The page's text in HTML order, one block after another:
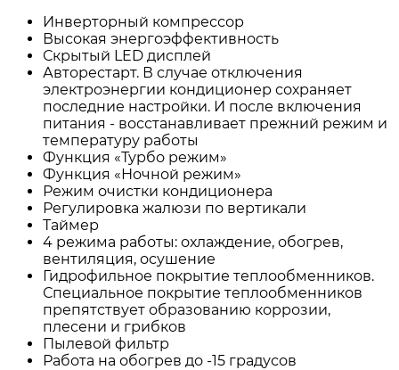
Инверторный компрессор
Высокая энергоэффективность
Скрытый LED дисплей
Авторестарт. В случае отключения
электроэнергии кондиционер сохраняет
последние настройки. И после включения
питания - восстанавливает прежний режим и
температуру работы
Функция «Турбо режим»
Функция «Ночной режим»
Режим очистки кондиционера
Регулировка жалюзи по вертикали
Таймер
4 режима работы: охлаждение, обогрев,
вентиляция, осушение
Гидрофильное покрытие теплообменников.
Специальное покрытие теплообменников
препятствует образованию коррозии,
плесени и грибков
Пылевой фильтр
Работа на обогрев до -15 градусов